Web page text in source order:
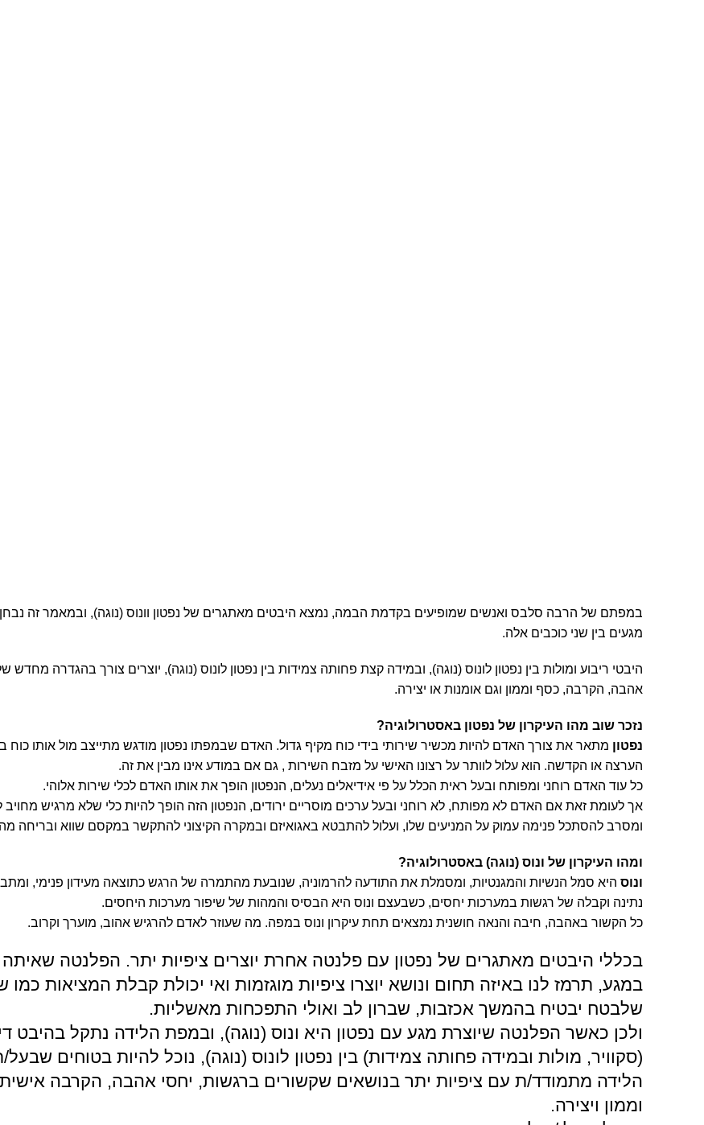
במפתם של הרבה סלבס ואנשים שמופיעים בקדמת הבמה, נמצא היבטים מאתגרים של נפטון וונוס (נוגה), ובמאמר זה
מגעים בין שני כוכבים אלה.
היבטי ריבוע ומולות בין נפטון לונוס (נוגה), ובמידה קצת פחותה צמידות בין נפטון לונוס (נוגה), יוצרים צורך בהגדרה מחדש
אהבה, הקרבה, כסף וממון וגם אומנות או יצירה.
נזכר שוב מהו העיקרון של נפטון באסטרולוגיה?
נפטון מתאר את צורך האדם להיות מכשיר שירותי בידי כוח מקיף גדול. האדם שבמפתו נפטון מודגש מתייצב מול אותו
הערצה או הקדשה. הוא עלול לוותר על רצונו האישי על מזבח השירות , גם אם במודע אינו מבין את זה.
כל עוד האדם רוחני ומפותח ובעל ראית הכלל על פי אידיאלים נעלים, הנפטון הופך את אותו האדם לכלי שירות אלוהי.
אך לעומת זאת אם האדם לא מפותח, לא רוחני ובעל ערכים מוסריים ירודים, הנפטון הזה הופך להיות כלי שלא מרגיש מחויב
ומסרב להסתכל פנימה עמוק על המניעים שלו, ועלול להתבטא באגואיזם ובמקרה הקיצוני להתקשר במקסם שווא ובריחה
ומהו העיקרון של ונוס (נוגה) באסטרולוגיה?
ונוס היא סמל הנשיות והמגנטיות, ומסמלת את התודעה להרמוניה, שנובעת מהתמרה של הרגש כתוצאה מעידון פנימי,
נתינה וקבלה של רגשות במערכות יחסים, כשבעצם ונוס היא הבסיס והמהות של שיפור מערכות היחסים.
כל הקשור באהבה, חיבה והנאה חושנית נמצאים תחת עיקרון ונוס במפה. מה שעוזר לאדם להרגיש אהוב, מוערך וקרוב.
בכללי היבטים מאתגרים של נפטון עם פלנטה אחרת יוצרים ציפיות יתר. הפלנטה שאיתה
במגע, תרמז לנו באיזה תחום ונושא יוצרו ציפיות מוגזמות ואי יכולת קבלת המציאות
שלבטח יבטיח בהמשך אכזבות, שברון לב ואולי התפכחות מאשליות.
ולכן כאשר הפלנטה שיוצרת מגע עם נפטון היא ונוס (נוגה), ובמפת הלידה נתקל בהיבט
(סקוויר, מולות ובמידה פחותה צמידות) בין נפטון לונוס (נוגה), נוכל להיות בטוחים
הלידה מתמודד/ת עם ציפיות יתר בנושאים שקשורים ברגשות, יחסי אהבה, הקרבה
וממון ויצירה.